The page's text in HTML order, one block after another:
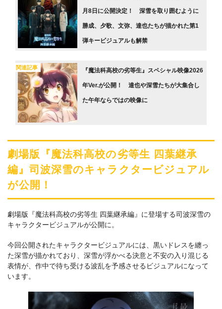
月8日に公開決定！ 深雪を取り囲むように
勝成、夕歌、文弥、達也たちが描かれた第1
弾キービジュアルも解禁
関連記事 『魔法科高校の劣等生』スペシャル映像2026
年Ver.が公開！ 達也や深雪たちが大集合し
た午年ならではの映像に
劇場版『魔法科高校の劣等生 四葉継承
編』司波深雪のキャラクタービジュアル
が公開！
劇場版『魔法科高校の劣等生 四葉継承編』に登場する司波深雪の
キャラクタービジュアルが公開に。
今回公開されたキャラクタービジュアルには、黒いドレスを纏っ
た深雪が描かれており、深雪が浮かべる決意と不安の入り混じる
表情が、作中で待ち受ける波乱を予感させるビジュアルになって
います。